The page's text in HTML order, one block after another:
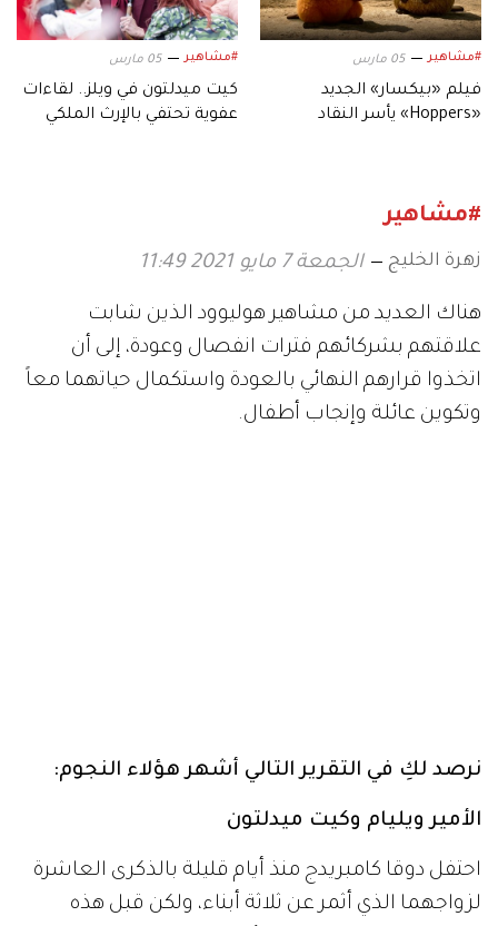
#مشاهير 05 مارس
فيلم «بيكسار» الجديد
«Hoppers» يأسر النقاد
#مشاهير 05 مارس
كيت ميدلتون في ويلز.. لقاءات
عفوية تحتفي بالإرث الملكي
#مشاهير
زهرة الخليج الجمعة 7 مايو 2021 11:49
هناك العديد من مشاهير هوليوود الذين شابت
علاقتهم بشركائهم فترات انفصال وعودة، إلى أن
اتخذوا قرارهم النهائي بالعودة واستكمال حياتهما معاً
وتكوين عائلة وإنجاب أطفال.
نرصد لكِ في التقرير التالي أشهر هؤلاء النجوم:
الأمير ويليام وكيت ميدلتون
احتفل دوقا كامبريدج منذ أيام قليلة بالذكرى العاشرة
لزواجهما الذي أثمر عن ثلاثة أبناء، ولكن قبل هذه